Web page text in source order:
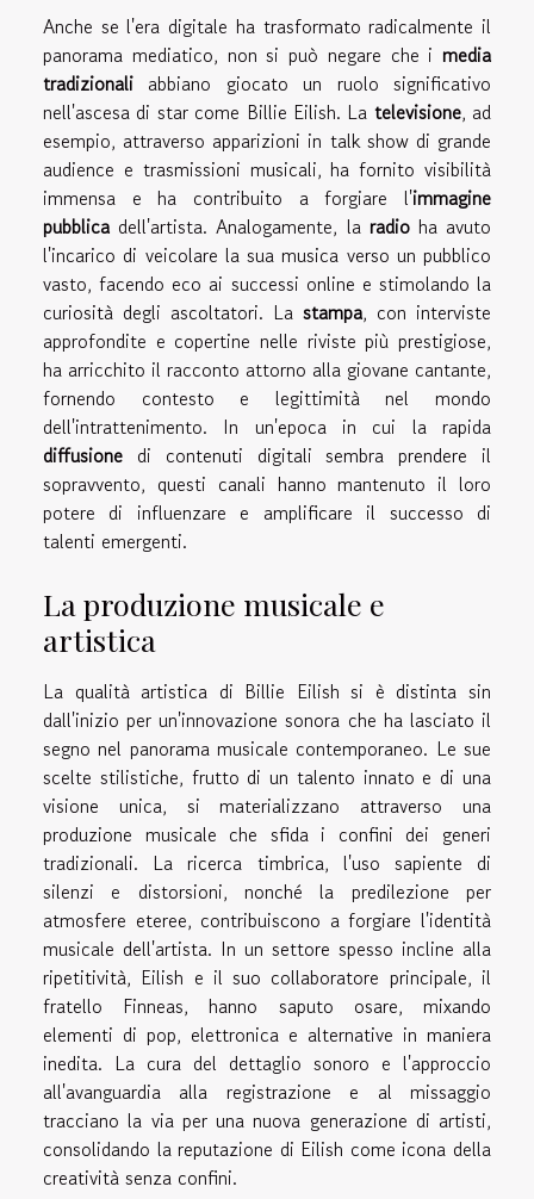
Anche se l'era digitale ha trasformato radicalmente il
panorama mediatico, non si può negare che i media
tradizionali abbiano giocato un ruolo significativo
nell'ascesa di star come Billie Eilish. La televisione, ad
esempio, attraverso apparizioni in talk show di grande
audience e trasmissioni musicali, ha fornito visibilità
immensa e ha contribuito a forgiare l'immagine
pubblica dell'artista. Analogamente, la radioha avuto
l'incarico di veicolare la sua musica verso un pubblico
vasto, facendo eco ai successi online e stimolando la
curiosità degli ascoltatori. La stampa, con interviste
approfondite e copertine nelle riviste più prestigiose,
ha arricchito il racconto attorno alla giovane cantante,
fornendo contesto e legittimità nel mondo
dell'intrattenimento. In un'epoca in cui la rapida
diffusione di contenuti digitali sembra prendere il
sopravvento, questi canali hanno mantenuto il loro
potere di influenzare e amplificare il successo di
talenti emergenti.
La produzione musicale e
artistica
La qualità artistica di Billie Eilish si è distinta sin
dall'inizio per un'innovazione sonora che ha lasciato il
segno nel panorama musicale contemporaneo. Le sue
scelte stilistiche, frutto di un talento innato e di una
visione unica, si materializzano attraverso una
produzione musicale che sfida i confini dei generi
tradizionali. La ricerca timbrica, l'uso sapiente di
silenzi e distorsioni, nonché la predilezione per
atmosfere eteree, contribuiscono a forgiare l'identità
musicale dell'artista. In un settore spesso incline alla
ripetitività, Eilish e il suo collaboratore principale, il
fratello Finneas, hanno saputo osare, mixando
elementi di pop, elettronica e alternative in maniera
inedita. La cura del dettaglio sonoro e l'approccio
all'avanguardia alla registrazione e al missaggio
tracciano la via per una nuova generazione di artisti,
consolidando la reputazione di Eilish come icona della
creatività senza confini.